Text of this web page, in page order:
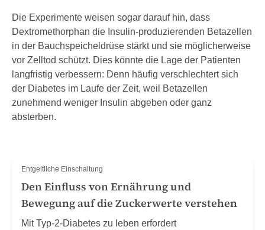
Die Experimente weisen sogar darauf hin, dass
Dextromethorphan die Insulin-produzierenden Betazellen
in der Bauchspeicheldrüse stärkt und sie möglicherweise
vor Zelltod schützt. Dies könnte die Lage der Patienten
langfristig verbessern: Denn häufig verschlechtert sich
der Diabetes im Laufe der Zeit, weil Betazellen
zunehmend weniger Insulin abgeben oder ganz
absterben.
Entgeltliche Einschaltung
Den Einfluss von Ernährung und
Bewegung auf die Zuckerwerte verstehen
Mit Typ-2-Diabetes zu leben erfordert